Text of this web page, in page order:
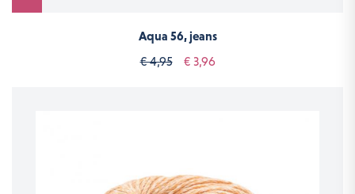
Aqua 56, jeans
€ 4,95
€ 3,96